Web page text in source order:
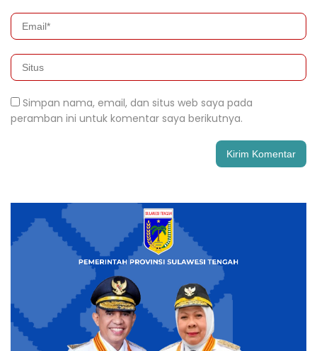
Simpan nama, email, dan situs web saya pada
peramban ini untuk komentar saya berikutnya.